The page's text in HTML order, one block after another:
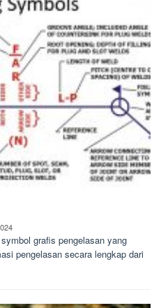
grafis pengelasan yang
pengelasan secara lengkap dari